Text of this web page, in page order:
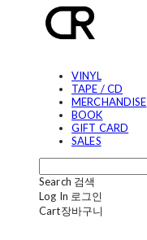
VINYL
TAPE / CD
MERCHANDISE
BOOK
GIFT CARD
SALES
Search 검색
Log In 로그인
Cart장바구니